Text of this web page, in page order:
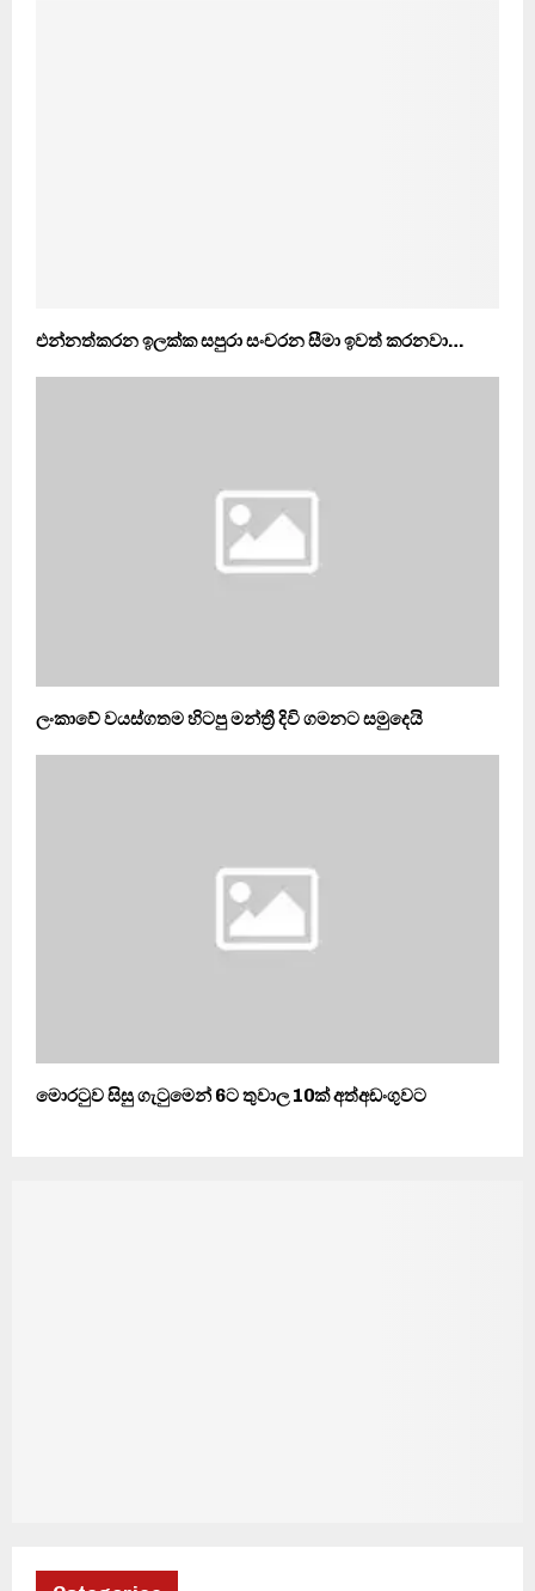
එන්නත්කරන ඉලක්ක සපුරා සංචරන සීමා ඉවත් කරනවා…
ලංකාවේ වයස්ගතම හිටපු මන්ත්‍රී දිවි ගමනට සමුදෙයි
මොරටුව සිසු ගැටුමෙන් 6ට තුවාල 10ක් අත්අඩංගුවට